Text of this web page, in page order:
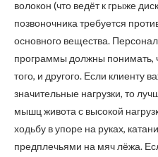
волокон (что ведёт к грыже
позвоночника требуется
основного вещества.
программы должны понимать,
того, и другого. Если клиенту
значительные нагрузки, то
мышц живота с высокой
ходьбу в упоре на руках,
предплечьями на мяч лёжа.